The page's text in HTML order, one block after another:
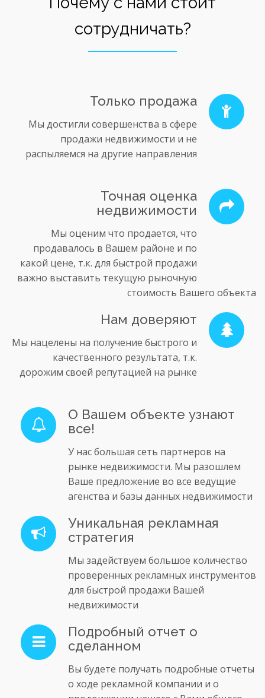
сотрудничать?
Только продажа
Мы достигли совершенства в сфере
продажи недвижимости и не
распыляемся на другие направления
Точная оценка
недвижимости
Мы оценим что продается, что
продавалось в Вашем районе и по
какой цене, т.к. для быстрой продажи
важно выставить текущую рыночную
стоимость Вашего объекта
Нам доверяют
Мы нацелены на получение быстрого и
качественного результата, т.к.
дорожим своей репутацией на рынке
О Вашем объекте узнают
все!
У нас большая сеть партнеров на
рынке недвижимости. Мы разошлем
Ваше предложение во все ведущие
агенства и базы данных недвижимости
Уникальная рекламная
стратегия
Мы задействуем большое количество
проверенных рекламных инструментов
для быстрой продажи Вашей
недвижимости
Подробный отчет о
сделанном
Вы будете получать подробные отчеты
о ходе рекламной компании и о